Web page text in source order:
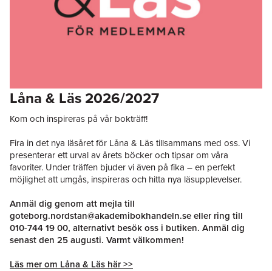
Låna & Läs 2026/2027
Kom och inspireras på vår bokträff!
Fira in det nya läsåret för Låna & Läs tillsammans med oss. Vi
presenterar ett urval av årets böcker och tipsar om våra
favoriter. Under träffen bjuder vi även på fika – en perfekt
möjlighet att umgås, inspireras och hitta nya läsupplevelser.
Anmäl dig genom att mejla till
goteborg.nordstan@akademibokhandeln.seeller ring till
010-744 19 00, alternativt besök oss i butiken. Anmäl dig
senast den 25 augusti. Varmt välkommen!
Läs mer om Låna & Läs här >>